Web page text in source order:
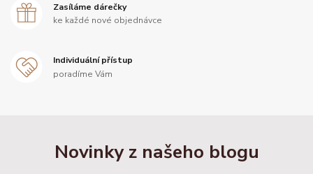
Zasíláme dárečky
ke každé nové objednávce
Individuální přístup
poradíme Vám
Novinky z našeho blogu